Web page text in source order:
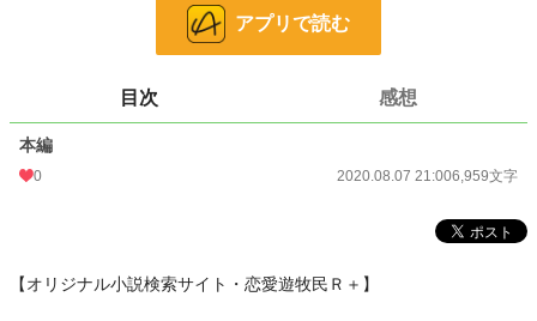
228,618 位 / 228,618 件
7,914 位 / 7,914 件
24h.ポイント
初回公開日時 2020.08.07 21:00
アプリで読む
目次 感想
本編
0 2020.08.07 21:006,959文字
【オリジナル小説検索サイト・恋愛遊牧民Ｒ＋】